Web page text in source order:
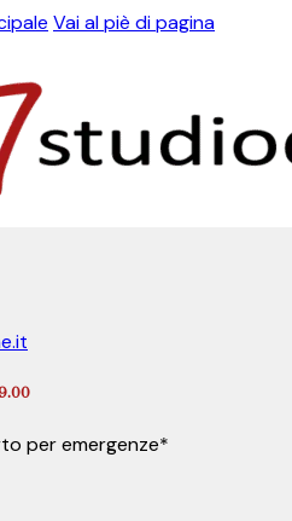
Vai al piè di pagina
per emergenze*